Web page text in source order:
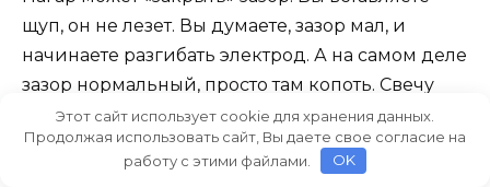
щуп, он не лезет. Вы думаете, зазор мал, и
начинаете разгибать электрод. А на самом деле
зазор нормальный, просто там копоть. Свечу
нужно почистить, продуть и только потом
мерить.
Этот сайт использует cookie для хранения данных.
Продолжая использовать сайт, Вы даете свое согласие на
работу с этими файлами.
OK